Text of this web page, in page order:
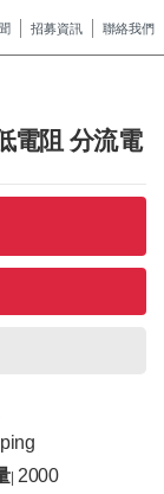
招募資訊 聯絡我們
電阻 分流電
|2000